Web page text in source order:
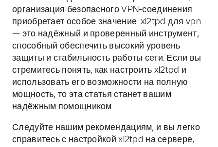
организация безопасного VPN-соединения
приобретает особое значение. xl2tpd для vpn
— это надёжный и проверенный инструмент,
способный обеспечить высокий уровень
защиты и стабильность работы сети. Если вы
стремитесь понять, как настроить xl2tpd и
использовать его возможности на полную
мощность, то эта статья станет вашим
надёжным помощником.
Следуйте нашим рекомендациям, и вы легко
справитесь с настройкой xl2tpd на сервере,